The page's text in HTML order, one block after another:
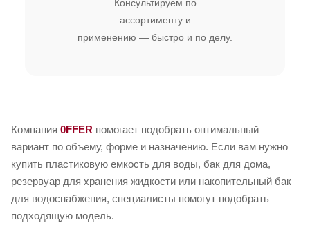
Консультируем по
ассортименту и
применению — быстро и по делу.
Компания 0FFER помогает подобрать оптимальный
вариант по объему, форме и назначению. Если вам нужно
купить пластиковую емкость для воды, бак для дома,
резервуар для хранения жидкости или накопительный бак
для водоснабжения, специалисты помогут подобрать
подходящую модель.